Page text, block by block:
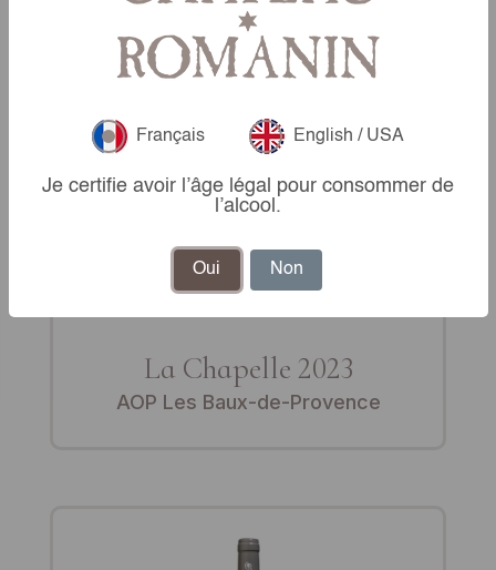
La Chapelle 2023
AOP Les Baux-de-Provence
Français English / USA
Je certifie avoir l’âge légal pour consommer de
l’alcool.
Oui Non